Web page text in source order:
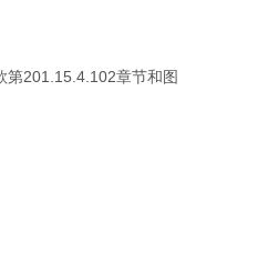
第201.15.4.102章节和图